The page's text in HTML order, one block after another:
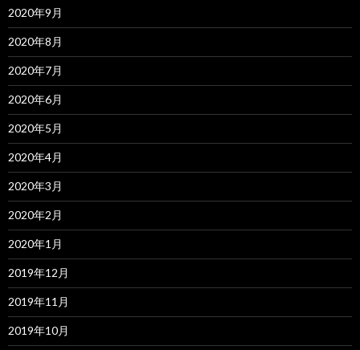
2020年9月
2020年8月
2020年7月
2020年6月
2020年5月
2020年4月
2020年3月
2020年2月
2020年1月
2019年12月
2019年11月
2019年10月